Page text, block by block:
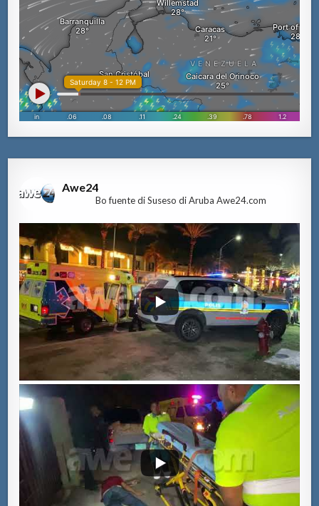
Awe24
Bo fuente di Suseso di Aruba Awe24.com